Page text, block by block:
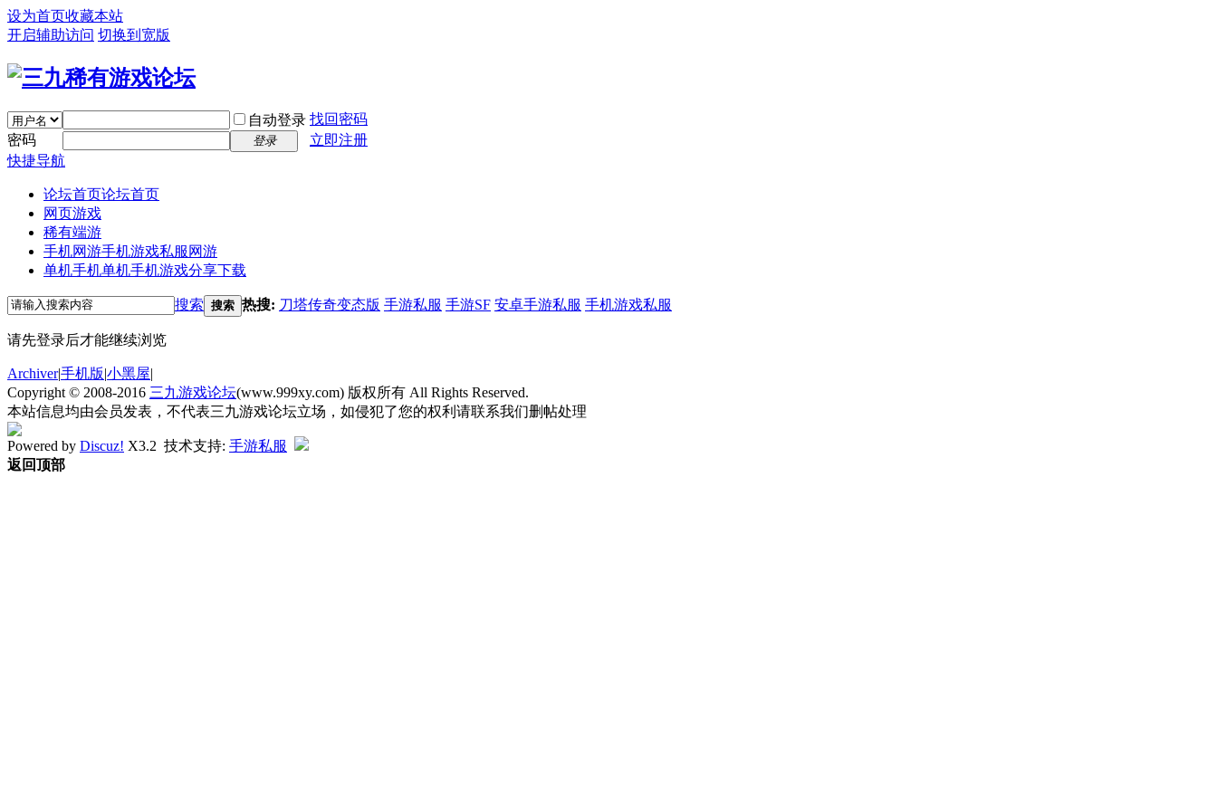
设为首页收藏本站
开启辅助访问 切换到宽版
自动登录 找回密码
密码
登录
立即注册
快捷导航
论坛首页论坛首页
网页游戏
稀有端游
手机网游手机游戏私服网游
单机手机单机手机游戏分享下载
搜索 搜索 热搜: 刀塔传奇变态版 手游私服 手游SF 安卓手游私服 手机游戏私服
请先登录后才能继续浏览
Archiver|手机版|小黑屋|
Copyright © 2008-2016 三九游戏论坛(www.999xy.com) 版权所有 All Rights Reserved.
本站信息均由会员发表，不代表三九游戏论坛立场，如侵犯了您的权利请联系我们删帖处理
Powered by Discuz! X3.2 技术支持: 手游私服
返回顶部